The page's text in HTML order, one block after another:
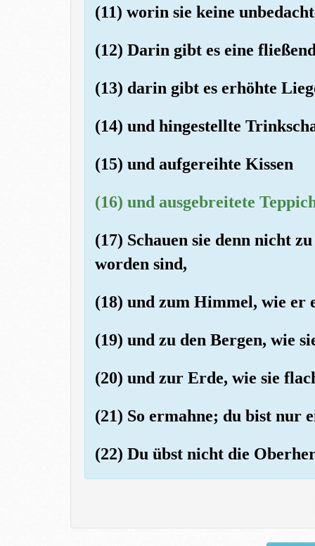
(11) worin sie keine
(12) Darin gibt es eine
(13) darin gibt es erhöhte
(14) und hingestellte
(15) und aufgereihte Kissen
(16) und ausgebreitete
(17) Schauen sie denn nicht
worden sind,
(18) und zum Himmel, wie er
(19) und zu den Bergen, wie
(20) und zur Erde, wie sie
(21) So ermahne; du bist nur
(22) Du übst nicht die